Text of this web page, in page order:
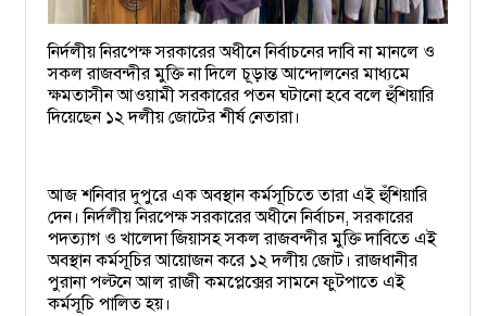
নির্দলীয় নিরপেক্ষ সরকারের অধীনে নির্বাচনের দাবি না মানলে ও
সকল রাজবন্দীর মুক্তি না দিলে চূড়ান্ত আন্দোলনের মাধ্যমে
ক্ষমতাসীন আওয়ামী সরকারের পতন ঘটানো হবে বলে হুঁশিয়ারি
দিয়েছেন ১২ দলীয় জোটের শীর্ষ নেতারা।
আজ শনিবার দুপুরে এক অবস্থান কর্মসূচিতে তারা এই হুঁশিয়ারি
দেন। নির্দলীয় নিরপেক্ষ সরকারের অধীনে নির্বাচন, সরকারের
পদত্যাগ ও খালেদা জিয়াসহ সকল রাজবন্দীর মুক্তি দাবিতে এই
অবস্থান কর্মসূচির আয়োজন করে ১২ দলীয় জোট। রাজধানীর
পুরানা পল্টনে আল রাজী কমপ্লেক্সের সামনে ফুটপাতে এই
কর্মসূচি পালিত হয়।